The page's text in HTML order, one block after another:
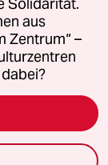
AGB
Solidarität.
aus
Zentrum“ –